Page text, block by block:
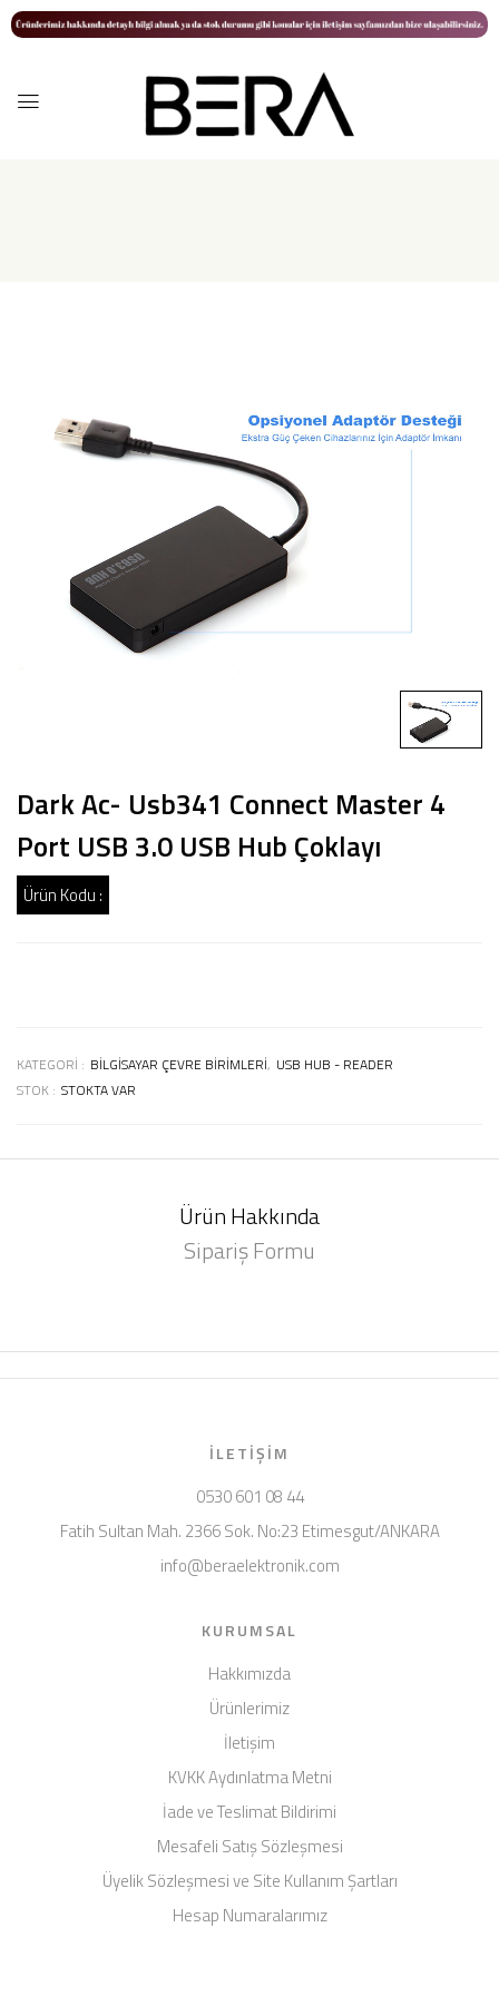
Dark Ac- Usb341 Connect Master 4
Port USB 3.0 USB Hub Çoklayı
Ürün Kodu :
KATEGORI : BILGISAYAR ÇEVRE BIRIMLERI, USB HUB - READER
STOK : STOKTA VAR
Ürün Hakkında
Sipariş Formu
İLETIŞIM
0530 601 08 44
Fatih Sultan Mah. 2366 Sok. No:23 Etimesgut/ANKARA
info@beraelektronik.com
KURUMSAL
Hakkımızda
Ürünlerimiz
İletişim
KVKK Aydınlatma Metni
İade ve Teslimat Bildirimi
Mesafeli Satış Sözleşmesi
Üyelik Sözleşmesi ve Site Kullanım Şartları
Hesap Numaralarımız